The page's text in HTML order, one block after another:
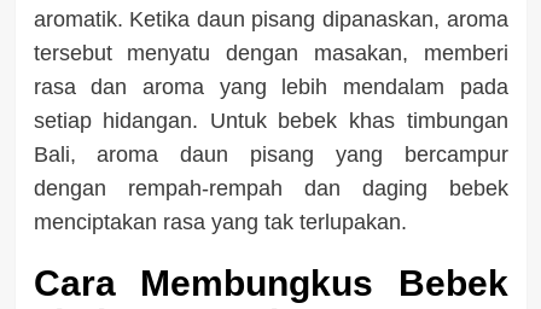
aromatik. Ketika daun pisang dipanaskan, aroma
tersebut menyatu dengan masakan, memberi
rasa dan aroma yang lebih mendalam pada
setiap hidangan. Untuk bebek khas timbungan
Bali, aroma daun pisang yang bercampur
dengan rempah-rempah dan daging bebek
menciptakan rasa yang tak terlupakan.
Cara Membungkus Bebek